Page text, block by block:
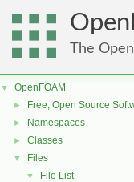
The
▼ OpenFOAM
► Free, Open Source
► Namespaces
► Classes
▼ Files
▼ File List